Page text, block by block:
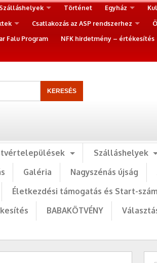
Szálláshelyek Történet Egyház
Csatlakozás az ASP rendszerhez
Falu Program NFK hirdetmény – értékesítés
Szálláshelyek
Galéria Nagyszénás újság
Életkezdési támogatás és Start-
BABAKÖTVÉNY